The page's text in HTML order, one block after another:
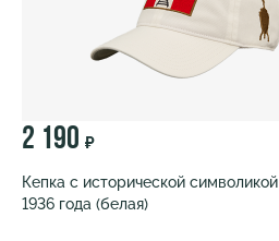
2 190 ₽
Кепка с исторической символикой
1936 года (белая)